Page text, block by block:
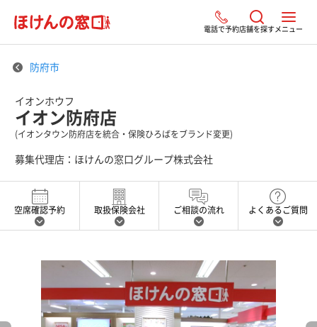
電話で予約店舗を探すメニュー
防府市
イオンホウフ
イオン防府店
(イオンタウン防府店を統合・保険ひろばをブランド変更)
募集代理店：ほけんの窓口グループ株式会社
空席確認予約 取扱保険会社 ご相談の流れ よくあるご質問